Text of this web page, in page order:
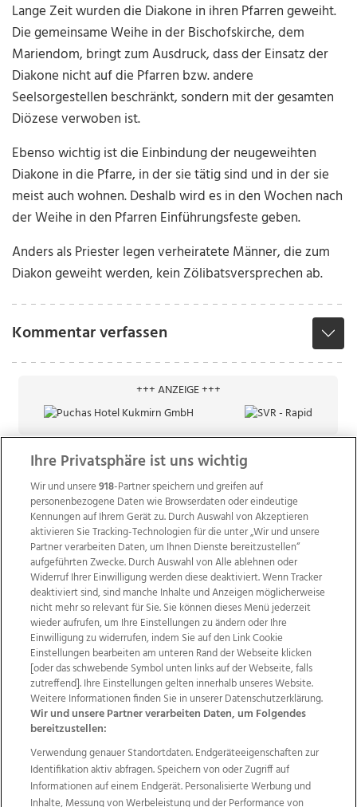
Lange Zeit wurden die Diakone in ihren Pfarren geweiht.
Die gemeinsame Weihe in der Bischofskirche, dem
Mariendom, bringt zum Ausdruck, dass der Einsatz der
Diakone nicht auf die Pfarren bzw. andere
Seelsorgestellen beschränkt, sondern mit der gesamten
Diözese verwoben ist.
Ebenso wichtig ist die Einbindung der neugeweihten
Diakone in die Pfarre, in der sie tätig sind und in der sie
meist auch wohnen. Deshalb wird es in den Wochen nach
der Weihe in den Pfarren Einführungsfeste geben.
Anders als Priester legen verheiratete Männer, die zum
Diakon geweiht werden, kein Zölibatsversprechen ab.
Kommentar verfassen
+++ ANZEIGE +++
Wir über uns Mediadaten Kontakt
Jobs
Datenschutz
Impressum
AGB Anzeigekunden
AGB Website
Ehrenkodex Politische Werbung
Weitere Angebote des Medienhauses Wimmer
TV1 di-mog-i.at OÖNow
Ischler Woche
Life Radio
OÖNachrichten
OÖN Immobilien
Ihre Privatsphäre ist uns wichtig
Wir und unsere918-Partner speichern und greifen auf
personenbezogene Daten wie Browserdaten oder eindeutige
Kennungen auf Ihrem Gerät zu. Durch Auswahl von Akzeptieren
aktivieren Sie Tracking-Technologien für die unter „Wir und unsere
Partner verarbeiten Daten, um Ihnen Dienste bereitzustellen“
aufgeführten Zwecke. Durch Auswahl von Alle ablehnen oder
Widerruf Ihrer Einwilligung werden diese deaktiviert. Wenn Tracker
deaktiviert sind, sind manche Inhalte und Anzeigen möglicherweise
nicht mehr so relevant für Sie. Sie können dieses Menü jederzeit
wieder aufrufen, um Ihre Einstellungen zu ändern oder Ihre
Einwilligung zu widerrufen, indem Sie auf den Link Cookie
Einstellungen bearbeiten am unteren Rand der Webseite klicken
[oder das schwebende Symbol unten links auf der Webseite, falls
zutreffend]. Ihre Einstellungen gelten innerhalb unseres Website.
Weitere Informationen finden Sie in unserer Datenschutzerklärung.
Wir und unsere Partner verarbeiten Daten, um Folgendes
bereitzustellen:
Verwendung genauer Standortdaten. Endgeräteeigenschaften zur
Identifikation aktiv abfragen. Speichern von oder Zugriff auf
Informationen auf einem Endgerät. Personalisierte Werbung und
Inhalte, Messung von Werbeleistung und der Performance von